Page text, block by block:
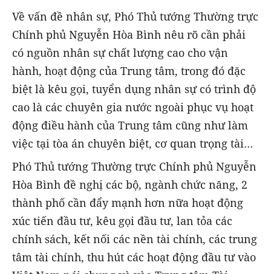
Về vấn đề nhân sự, Phó Thủ tướng Thường trực
Chính phủ Nguyễn Hòa Bình nêu rõ cần phải
có nguồn nhân sự chất lượng cao cho vận
hành, hoạt động của Trung tâm, trong đó đặc
biệt là kêu gọi, tuyển dụng nhân sự có trình độ
cao là các chuyên gia nước ngoài phục vụ hoạt
động điều hành của Trung tâm cũng như làm
việc tại tòa án chuyên biệt, cơ quan trọng tài…
Phó Thủ tướng Thường trực Chính phủ Nguyễn
Hòa Bình đề nghị các bộ, ngành chức năng, 2
thành phố cần đẩy mạnh hơn nữa hoạt động
xúc tiến đầu tư, kêu gọi đầu tư, lan tỏa các
chính sách, kết nối các nền tài chính, các trung
tâm tài chính, thu hút các hoạt động đầu tư vào